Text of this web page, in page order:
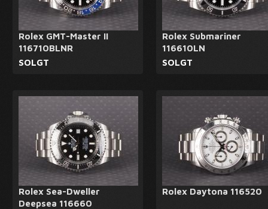
Rolex GMT-Master II
116710BLNR
SOLGT
Rolex Submariner
116610LN
SOLGT
Rolex Sea-Dweller
Deepsea 116660
Rolex Daytona 116520